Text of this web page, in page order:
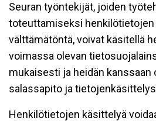
Seuran työntekijät, joiden
toteuttamiseksi henkilötietojen
välttämätöntä, voivat käsitellä
voimassa olevan
mukaisesti ja heidän kanssaan
salassapito ja
Henkilötietojen käsittelyä